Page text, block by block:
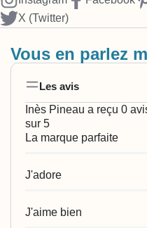
X (Twitter)
Vous en parlez
Les avis
Inès Pineau a reçu 0
sur 5
La marque parfaite
J'adore
J'aime bien